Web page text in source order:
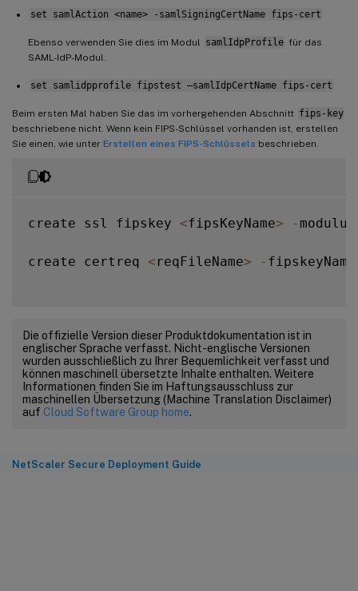
set samlAction <name> -samlSigningCertName fips-cert
Ebenso verwenden Sie dies im Modul samlIdpProfile für das
SAML-IdP-Modul.
set samlidpprofile fipstest –samlIdpCertName fips-cert
Beim ersten Mal haben Sie das im vorhergehenden Abschnitt fips-key
beschriebene nicht. Wenn kein FIPS-Schlüssel vorhanden ist, erstellen
Sie einen, wie unter Erstellen eines FIPS-Schlüssels beschrieben.
create ssl fipskey <fipsKeyName> -
create certreq < reqFileName> -
Die offizielle Version dieser Produktdokumentation ist in
englischer Sprache verfasst. Nicht-englische Versionen
wurden ausschließlich zu Ihrer Bequemlichkeit verfasst und
können maschinell übersetzte Inhalte enthalten. Weitere
Informationen finden Sie im Haftungsausschluss zur
maschinellen Übersetzung (Machine Translation Disclaimer)
auf Cloud Software Group home.
NetScaler Secure Deployment Guide